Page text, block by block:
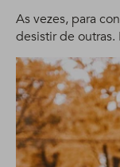
As vezes, para
desistir de outras.